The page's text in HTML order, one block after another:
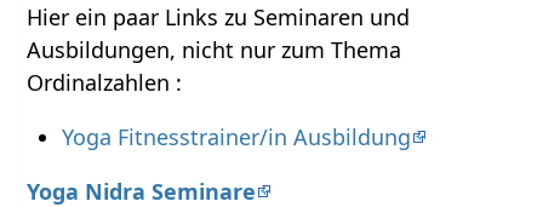
Hier ein paar Links zu Seminaren und
Ausbildungen, nicht nur zum Thema
Ordinalzahlen :
Yoga Fitnesstrainer/in Ausbildung
Yoga Nidra Seminare